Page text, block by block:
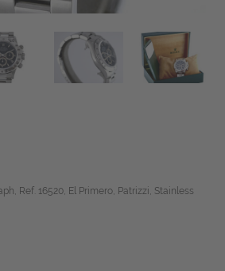
Ref. 16520, El Primero, Patrizzi, Stainless